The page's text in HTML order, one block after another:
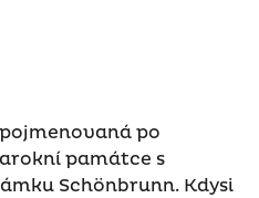
po
památce s
Schönbrunn. Kdysi